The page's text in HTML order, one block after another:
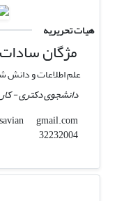
هیات تحریریه
مژگان
علم اطلاعات و
دانشجوی دکتری -
mg.mousavian
gmail.com
32232004